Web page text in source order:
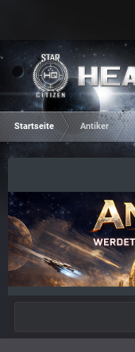
Startseite Antiker